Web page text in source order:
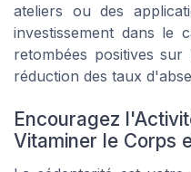
ateliers ou des
investissement dans le
retombées positives
réduction des taux
Encouragez
Vitaminer le Corps